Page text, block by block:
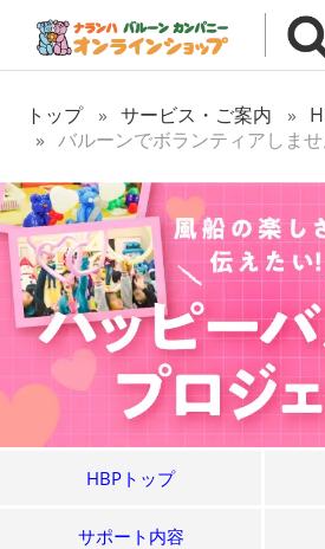
トップ サービス・ご案内
バルーンでボランティアしま
HBPトップ
サポート内容